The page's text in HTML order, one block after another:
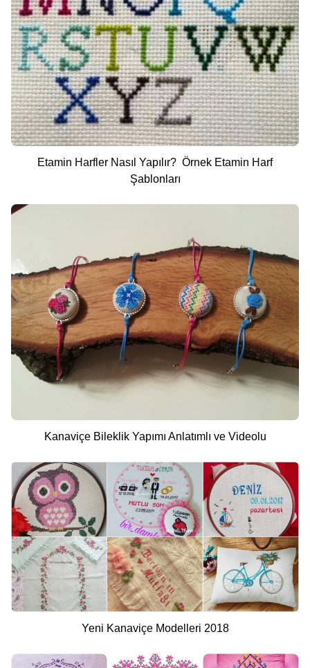
Etamin Harfler Nasıl Yapılır? Örnek Etamin Harf
Şablonları
Kanaviçe Bileklik Yapımı Anlatımlı ve Videolu
Yeni Kanaviçe Modelleri 2018